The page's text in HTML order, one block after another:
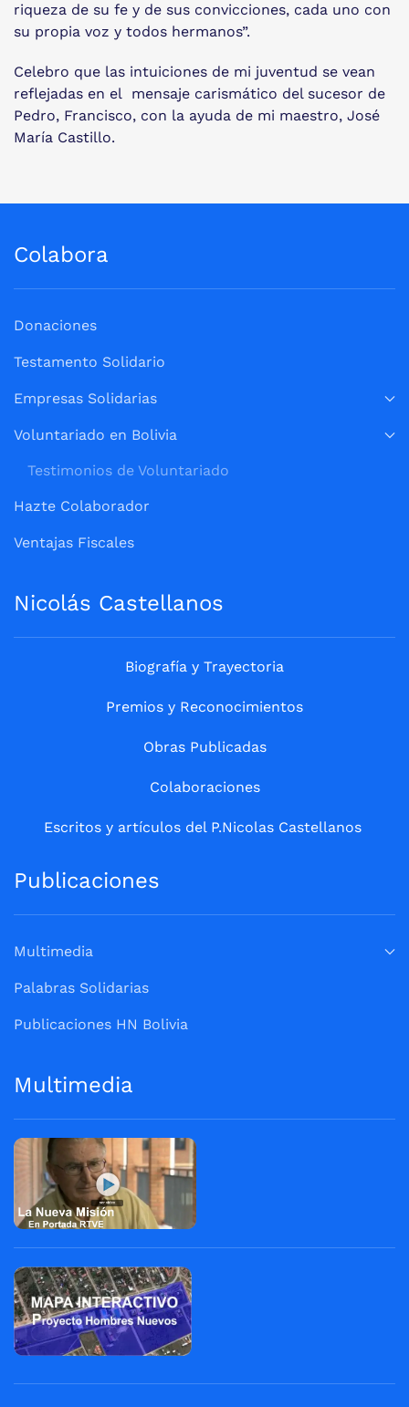
riqueza de su fe y de sus convicciones, cada uno con
su propia voz y todos hermanos”.
Celebro que las intuiciones de mi juventud se vean
reflejadas en el mensaje carismático del sucesor de
Pedro, Francisco, con la ayuda de mi maestro, José
María Castillo.
Colabora
Donaciones
Testamento Solidario
Empresas Solidarias
Voluntariado en Bolivia
Testimonios de Voluntariado
Hazte Colaborador
Ventajas Fiscales
Nicolás Castellanos
Biografía y Trayectoria
Premios y Reconocimientos
Obras Publicadas
Colaboraciones
Escritos y artículos del P.Nicolas Castellanos
Publicaciones
Multimedia
Palabras Solidarias
Publicaciones HN Bolivia
Multimedia